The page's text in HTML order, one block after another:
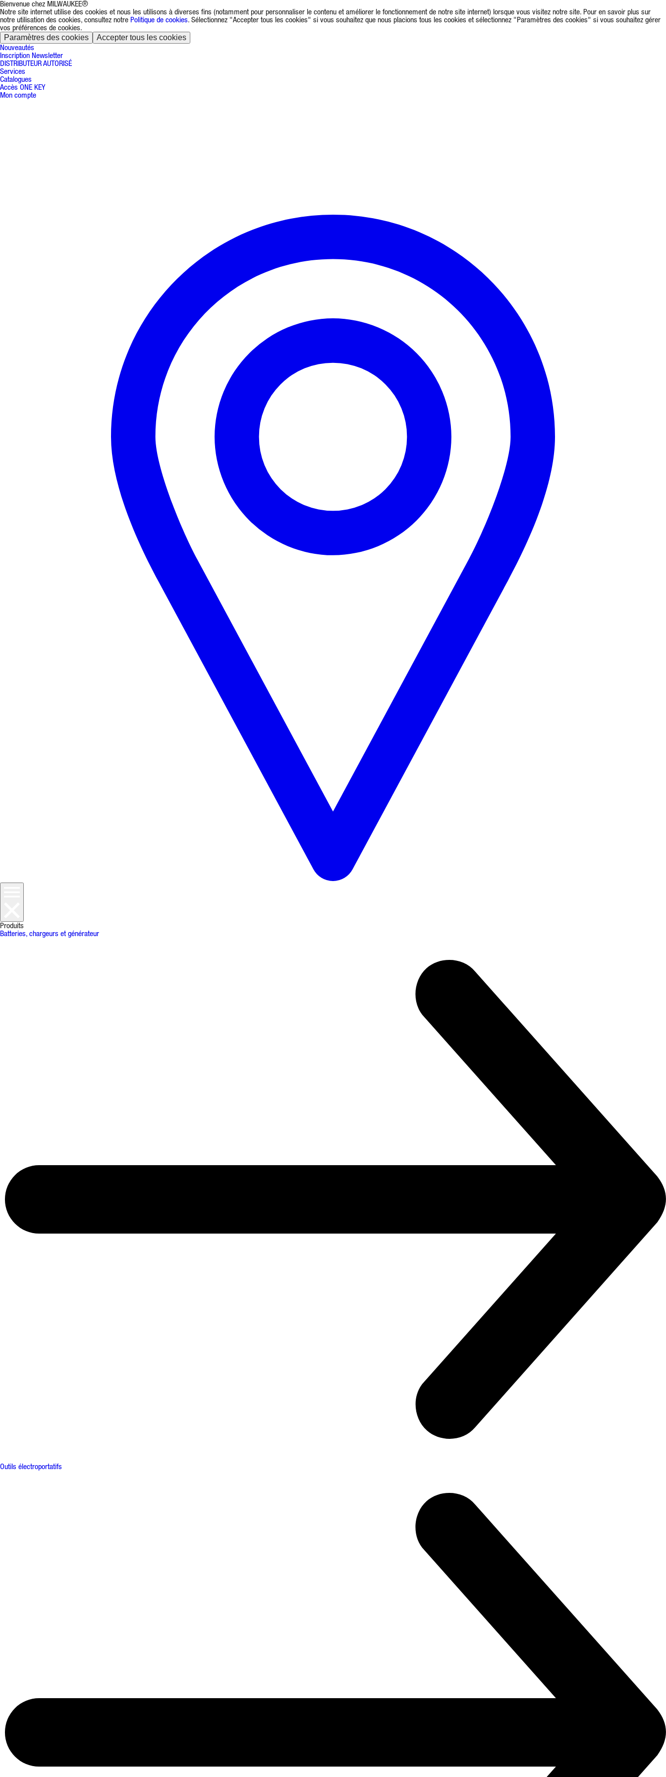
Bienvenue chez MILWAUKEE®
Notre site internet utilise des cookies et nous les utilisons à diverses fins (notamment pour personnaliser le contenu et améliorer le fonctionnement de notre site internet) lorsque vous visitez notre site. Pour en savoir plus sur
notre utilisation des cookies, consultez notre Politique de cookies. Sélectionnez "Accepter tous les cookies" si vous souhaitez que nous placions tous les cookies et sélectionnez "Paramètres des cookies" si vous souhaitez gérer
vos préférences de cookies.
Paramètres des cookies Accepter tous les cookies
Nouveautés
Inscription Newsletter
DISTRIBUTEUR AUTORISÉ
Services
Catalogues
Accès ONE KEY
Mon compte
Produits
Batteries, chargeurs et générateur
Outils électroportatifs